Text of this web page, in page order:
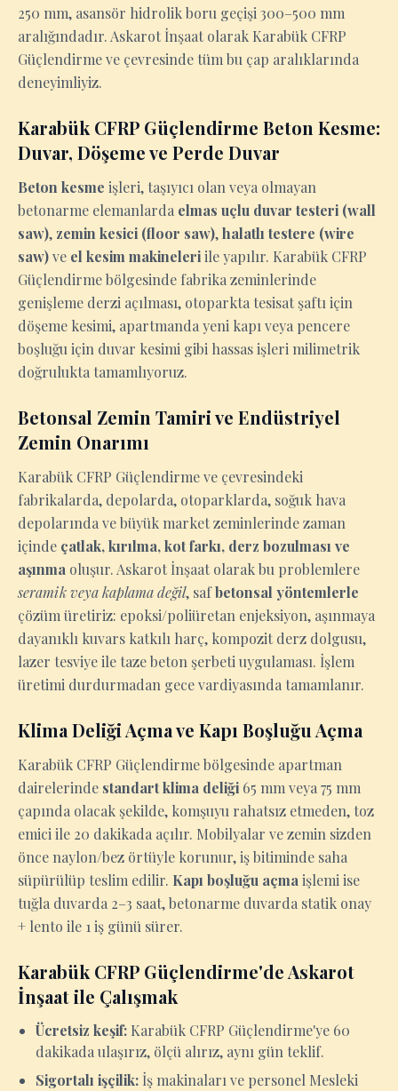
250 mm, asansör hidrolik boru geçişi 300–500 mm
aralığındadır. Askarot İnşaat olarak Karabük CFRP
Güçlendirme ve çevresinde tüm bu çap aralıklarında
deneyimliyiz.
Karabük CFRP Güçlendirme Beton Kesme:
Duvar, Döşeme ve Perde Duvar
Beton kesme işleri, taşıyıcı olan veya olmayan
betonarme elemanlarda elmas uçlu duvar testeri (wall
saw), zemin kesici (floor saw),halatlı testere (wire
saw)ve el kesim makineleriile yapılır. Karabük CFRP
Güçlendirme bölgesinde fabrika zeminlerinde
genişleme derzi açılması, otoparkta tesisat şaftı için
döşeme kesimi, apartmanda yeni kapı veya pencere
boşluğu için duvar kesimi gibi hassas işleri milimetrik
doğrulukta tamamlıyoruz.
Betonsal Zemin Tamiri ve Endüstriyel
Zemin Onarımı
Karabük CFRP Güçlendirme ve çevresindeki
fabrikalarda, depolarda, otoparklarda, soğuk hava
depolarında ve büyük market zeminlerinde zaman
içinde çatlak, kırılma, kot farkı, derz bozulması ve
aşınma oluşur. Askarot İnşaat olarak bu problemlere
seramik veya kaplama değil, safbetonsal yöntemlerle
çözüm üretiriz: epoksi/poliüretan enjeksiyon, aşınmaya
dayanıklı kuvars katkılı harç, kompozit derz dolgusu,
lazer tesviye ile taze beton şerbeti uygulaması. İşlem
üretimi durdurmadan gece vardiyasında tamamlanır.
Klima Deliği Açma ve Kapı Boşluğu Açma
Karabük CFRP Güçlendirme bölgesinde apartman
dairelerinde standart klima deliği 65 mm veya 75 mm
çapında olacak şekilde, komşuyu rahatsız etmeden, toz
emici ile 20 dakikada açılır. Mobilyalar ve zemin sizden
önce naylon/bez örtüyle korunur, iş bitiminde saha
süpürülüp teslim edilir. Kapı boşluğu açma işlemi ise
tuğla duvarda 2–3 saat, betonarme duvarda statik onay
+ lento ile 1 iş günü sürer.
Karabük CFRP Güçlendirme'de Askarot
İnşaat ile Çalışmak
Ücretsiz keşif: Karabük CFRP Güçlendirme'ye 60
dakikada ulaşırız, ölçü alırız, aynı gün teklif.
Sigortalı işçilik: İş makinaları ve personel Mesleki